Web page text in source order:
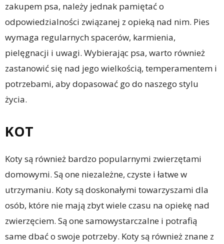
zakupem psa, należy jednak pamiętać o
odpowiedzialności związanej z opieką nad nim. Pies
wymaga regularnych spacerów, karmienia,
pielęgnacji i uwagi. Wybierając psa, warto również
zastanowić się nad jego wielkością, temperamentem i
potrzebami, aby dopasować go do naszego stylu
życia.
KOT
Koty są również bardzo popularnymi zwierzętami
domowymi. Są one niezależne, czyste i łatwe w
utrzymaniu. Koty są doskonałymi towarzyszami dla
osób, które nie mają zbyt wiele czasu na opiekę nad
zwierzęciem. Są one samowystarczalne i potrafią
same dbać o swoje potrzeby. Koty są również znane z